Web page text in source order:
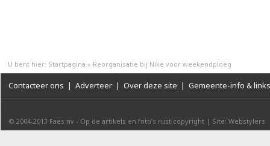
U bent hier: Startpagina » Reorganisatie bij Nike voor weekendploeg
Contacteer ons | Adverteer | Over deze site | Gemeente-info & links
© 2004-2013 Faes nv - Op de artikels en foto’s rust copyright | Site: Webstylers